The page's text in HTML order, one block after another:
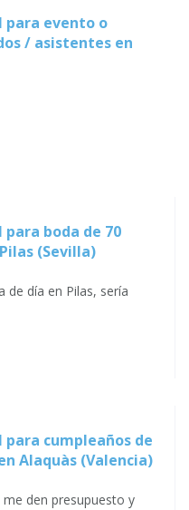
para evento o
/ asistentes en
boda de 70
(Sevilla)
día en Pilas, sería
cumpleaños de
Alaquàs (Valencia)
den presupuesto y